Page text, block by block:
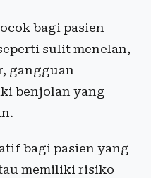
bagi pasien
sulit menelan,
gangguan
benjolan yang
bagi pasien yang
memiliki risiko